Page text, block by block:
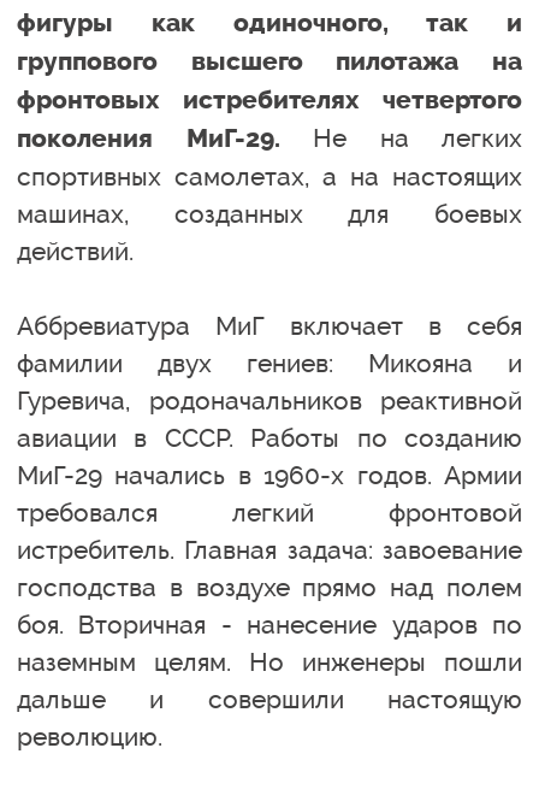
фигуры как одиночного, так и
группового высшего пилотажа на
фронтовых истребителях четвертого
поколения МиГ-29. Не на легких
спортивных самолетах, а на настоящих
машинах, созданных для боевых
действий.
Аббревиатура МиГ включает в себя
фамилии двух гениев: Микояна и
Гуревича, родоначальников реактивной
авиации в СССР. Работы по созданию
МиГ-29 начались в 1960-х годов. Армии
требовался легкий фронтовой
истребитель. Главная задача: завоевание
господства в воздухе прямо над полем
боя. Вторичная - нанесение ударов по
наземным целям. Но инженеры пошли
дальше и совершили настоящую
революцию.